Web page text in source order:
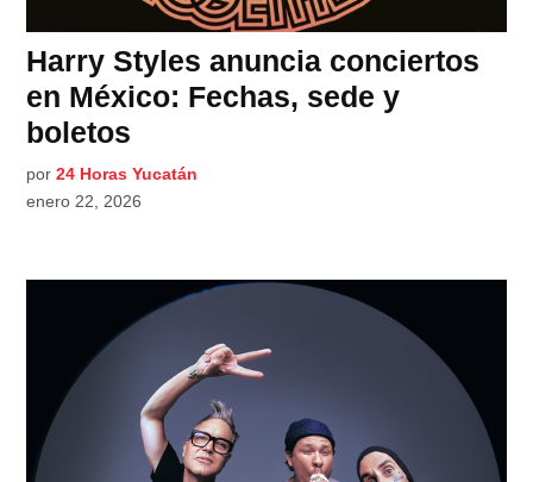
Harry Styles anuncia conciertos
en México: Fechas, sede y
boletos
por 24 Horas Yucatán
enero 22, 2026